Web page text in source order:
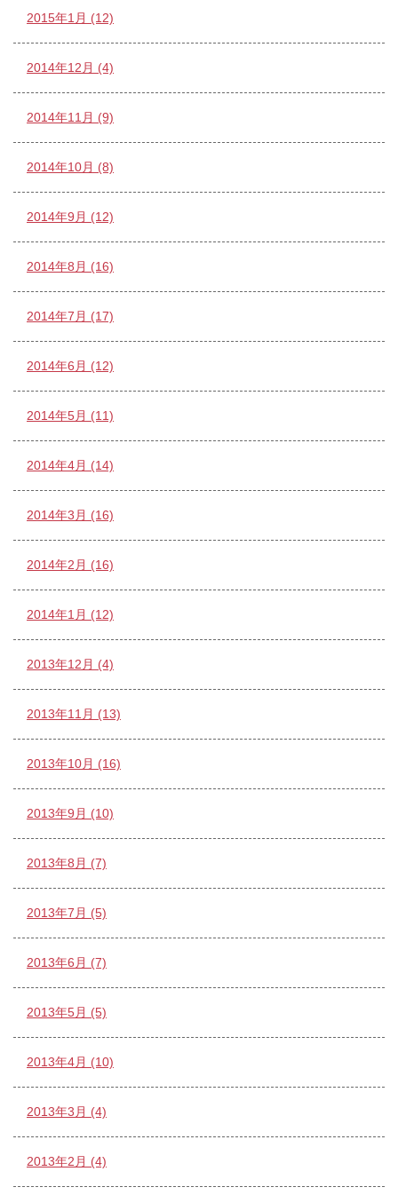
2015年1月 (12)
2014年12月 (4)
2014年11月 (9)
2014年10月 (8)
2014年9月 (12)
2014年8月 (16)
2014年7月 (17)
2014年6月 (12)
2014年5月 (11)
2014年4月 (14)
2014年3月 (16)
2014年2月 (16)
2014年1月 (12)
2013年12月 (4)
2013年11月 (13)
2013年10月 (16)
2013年9月 (10)
2013年8月 (7)
2013年7月 (5)
2013年6月 (7)
2013年5月 (5)
2013年4月 (10)
2013年3月 (4)
2013年2月 (4)